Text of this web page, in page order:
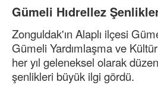
Gümeli Hıdrellez
Zonguldak'ın Alaplı ilçesi
Gümeli Yardımlaşma ve
her yıl geleneksel olarak
şenlikleri büyük ilgi gördü.